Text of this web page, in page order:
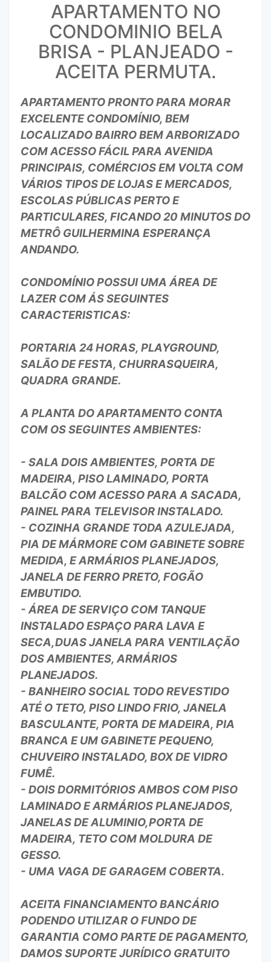
APARTAMENTO NO
CONDOMINIO BELA
BRISA - PLANJEADO -
ACEITA PERMUTA.
APARTAMENTO PRONTO PARA MORAR
EXCELENTE CONDOMÍNIO, BEM
LOCALIZADO BAIRRO BEM ARBORIZADO
COM ACESSO FÁCIL PARA AVENIDA
PRINCIPAIS, COMÉRCIOS EM VOLTA COM
VÁRIOS TIPOS DE LOJAS E MERCADOS,
ESCOLAS PÚBLICAS PERTO E
PARTICULARES, FICANDO 20 MINUTOS DO
METRÔ GUILHERMINA ESPERANÇA
ANDANDO.
CONDOMÍNIO POSSUI UMA ÁREA DE
LAZER COM ÁS SEGUINTES
CARACTERISTICAS:
PORTARIA 24 HORAS, PLAYGROUND,
SALÃO DE FESTA, CHURRASQUEIRA,
QUADRA GRANDE.
A PLANTA DO APARTAMENTO CONTA
COM OS SEGUINTES AMBIENTES:
- SALA DOIS AMBIENTES, PORTA DE
MADEIRA, PISO LAMINADO, PORTA
BALCÃO COM ACESSO PARA A SACADA,
PAINEL PARA TELEVISOR INSTALADO.
- COZINHA GRANDE TODA AZULEJADA,
PIA DE MÁRMORE COM GABINETE SOBRE
MEDIDA, E ARMÁRIOS PLANEJADOS,
JANELA DE FERRO PRETO, FOGÃO
EMBUTIDO.
- ÁREA DE SERVIÇO COM TANQUE
INSTALADO ESPAÇO PARA LAVA E
SECA,DUAS JANELA PARA VENTILAÇÃO
DOS AMBIENTES, ARMÁRIOS
PLANEJADOS.
- BANHEIRO SOCIAL TODO REVESTIDO
ATÉ O TETO, PISO LINDO FRIO, JANELA
BASCULANTE, PORTA DE MADEIRA, PIA
BRANCA E UM GABINETE PEQUENO,
CHUVEIRO INSTALADO, BOX DE VIDRO
FUMÊ.
- DOIS DORMITÓRIOS AMBOS COM PISO
LAMINADO E ARMÁRIOS PLANEJADOS,
JANELAS DE ALUMINIO,PORTA DE
MADEIRA, TETO COM MOLDURA DE
GESSO.
- UMA VAGA DE GARAGEM COBERTA.
ACEITA FINANCIAMENTO BANCÁRIO
PODENDO UTILIZAR O FUNDO DE
GARANTIA COMO PARTE DE PAGAMENTO,
DAMOS SUPORTE JURÍDICO GRATUITO